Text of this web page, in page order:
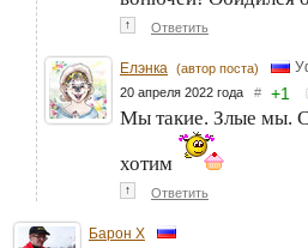
↑ Ответить
Елэнка (автор поста)
20 апреля 2022 года # +1
Мы такие. Злые мы.
хотим
↑ Ответить
Барон Х